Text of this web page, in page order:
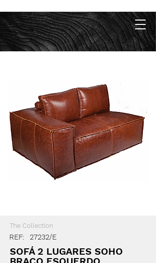
REF: 27232/E
The Collection
SOFÁ 2 LUGARES SOHO